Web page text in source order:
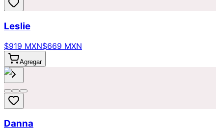
Leslie
$919 MXN$669 MXN
Agregar
Danna